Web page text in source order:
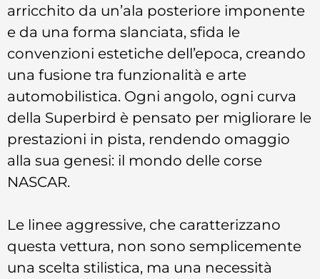
arricchito da un’ala posteriore imponente
e da una forma slanciata, sfida le
convenzioni estetiche dell’epoca, creando
una fusione tra funzionalità e arte
automobilistica. Ogni angolo, ogni curva
della Superbird è pensato per migliorare le
prestazioni in pista, rendendo omaggio
alla sua genesi: il mondo delle corse
NASCAR.
Le linee aggressive, che caratterizzano
questa vettura, non sono semplicemente
una scelta stilistica, ma una necessità